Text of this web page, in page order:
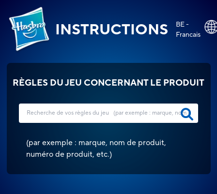
INSTRUCTIONS
BE -
Francais
RÈGLES DU JEU CONCERNANT LE PRODUIT
(par exemple : marque, nom de produit,
numéro de produit, etc.)